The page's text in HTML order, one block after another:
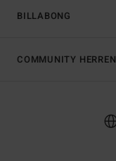
BILLABONG
COMMUNITY HERREN